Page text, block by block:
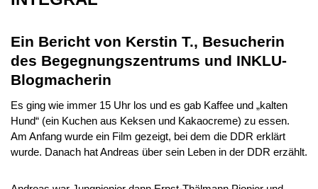
Ein Bericht von Kerstin T., Besucherin
des Begegnungszentrums und INKLU-
Blogmacherin
Es ging wie immer 15 Uhr los und es gab Kaffee und „kalten
Hund“ (ein Kuchen aus Keksen und Kakaocreme) zu essen.
Am Anfang wurde ein Film gezeigt, bei dem die DDR erklärt
wurde. Danach hat Andreas über sein Leben in der DDR erzählt.